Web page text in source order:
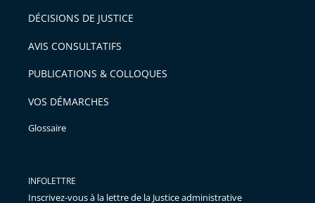
DÉCISIONS DE JUSTICE
AVIS CONSULTATIFS
PUBLICATIONS & COLLOQUES
VOS DÉMARCHES
Glossaire
INFOLETTRE
Inscrivez-vous à la lettre de la Justice administrative